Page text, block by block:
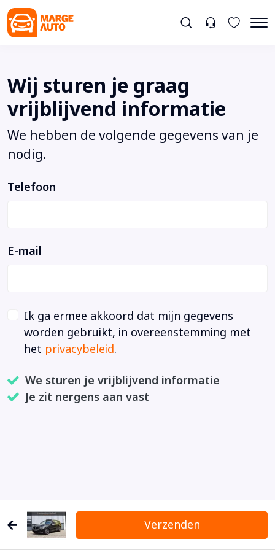
Wij sturen je graag
vrijblijvend informatie
We hebben de volgende gegevens van je
nodig.
Telefoon
E-mail
Ik ga ermee akkoord dat mijn gegevens
worden gebruikt, in overeenstemming met
het privacybeleid.
We sturen je vrijblijvend informatie
Je zit nergens aan vast
Verzenden